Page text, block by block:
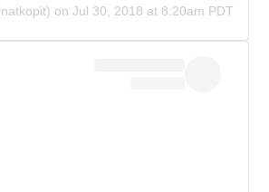
on Jul 30, 2018 at 8:20am PDT